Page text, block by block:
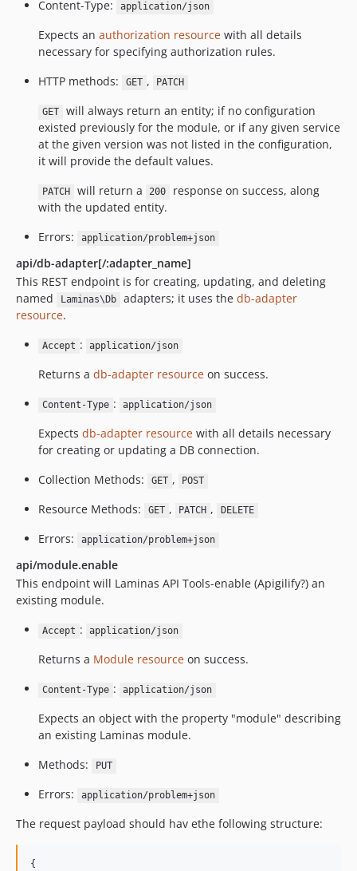
Content-Type: application/json
Expects an authorization resource with all details
necessary for specifying authorization rules.
HTTP methods:
GET , PATCH
GET
will always return an entity; if no configuration
existed previously for the module, or if any given service
at the given version was not listed in the configuration,
it will provide the default values.
PATCH will return a 200
response on success, along
with the updated entity.
Errors:
application/problem+json
api/db-adapter[/:adapter_name]
This REST endpoint is for creating, updating, and deleting
named
Laminas\Db adapters; it uses the db-adapter
resource.
Accept : application/json
Returns a db-adapter resource on success.
Content-Type : application/json
Expects db-adapter resource with all details necessary
for creating or updating a DB connection.
Collection Methods:
GET , POST
Resource Methods: GET , PATCH , DELETE
Errors: application/problem+json
api/module.enable
This endpoint will Laminas API Tools-enable (Apigilify?) an
existing module.
Accept : application/json
Returns a Module resource on success.
Content-Type : application/json
Expects an object with the property "module" describing
an existing Laminas module.
Methods:
PUT
Errors: application/problem+json
The request payload should hav ethe following structure:
{